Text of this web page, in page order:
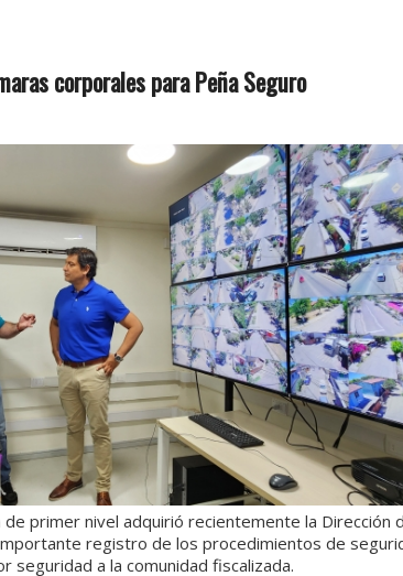
corporales para Peña Seguro
primer nivel adquirió recientemente la Dirección
registro de los procedimientos de
a la comunidad fiscalizada.